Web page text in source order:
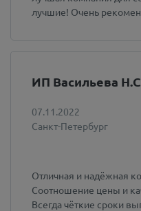
лучшие! Очень
ИП Васильева
07.11.2022
Санкт-Петербург
Отличная и надёжная
Соотношение цены и
Всегда чёткие сроки